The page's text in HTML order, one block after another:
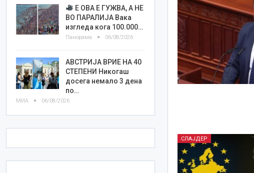
СЛАЈДЕР
Е ОВА Е ГУЖВА, А НЕ
ВО ПАРАЛИЈА Вака
изгледа кога 100.000…
Панорама 06/08/2026
АВСТРИЈА ВРИЕ НА 40
СТЕПЕНИ Никогаш
досега немало 3 дена
по…
МИА 06/08/2026